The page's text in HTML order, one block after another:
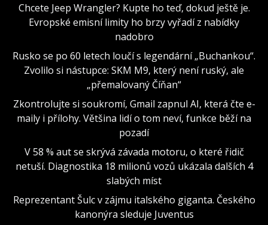
Chcete Jeep Wrangler? Kupte ho teď, dokud ještě je.
Evropské emisní limity ho brzy vyřadí z nabídky
nadobro
Rusko se po 60 letech loučí s legendární „Buchankou“.
Zvolilo si nástupce: SKM M9, který není ruský, ale
„přemalovaný Číňan“
Zkontrolujte si soukromí, Gmail zapnul AI, která čte e-
maily i přílohy. Většina lidí o tom neví, funkce běží na
pozadí
V 58 % aut se skrývá závada motoru, o které řidič
netuší. Diagnostika 18 milionů vozů ukázala dalších 4
slabých míst
Reprezentant Šulc v zájmu italského giganta. Českého
kanonýra sleduje Juventus